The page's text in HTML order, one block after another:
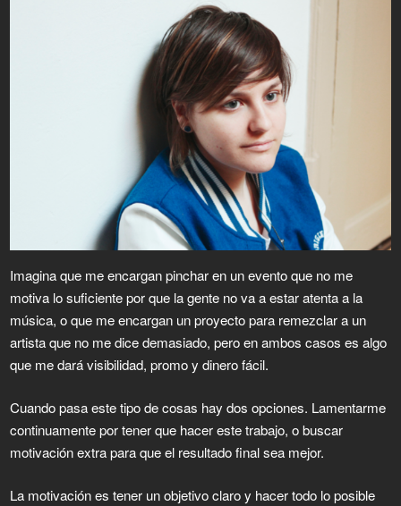
Imagina que me encargan pinchar en un evento que no me
motiva lo suficiente por que la gente no va a estar atenta a la
música, o que me encargan un proyecto para remezclar a un
artista que no me dice demasiado, pero en ambos casos es algo
que me dará visibilidad, promo y dinero fácil.
Cuando pasa este tipo de cosas hay dos opciones. Lamentarme
continuamente por tener que hacer este trabajo, o buscar
motivación extra para que el resultado final sea mejor.
La motivación es tener un objetivo claro y hacer todo lo posible